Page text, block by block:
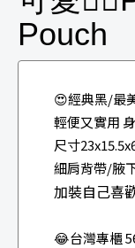
Pouch
😍經典黑/最
輕便又實用
尺寸
細肩背帶/腋
加裝自己喜
😂台灣專櫃